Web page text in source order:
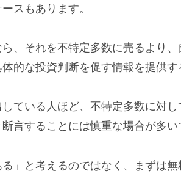
スもあります。
、それを不特定多数に売るより
的な投資判断を促す情報を提供
ている人ほど、不特定多数に対
言することには慎重な場合が多い
」と考えるのではなく、まずは